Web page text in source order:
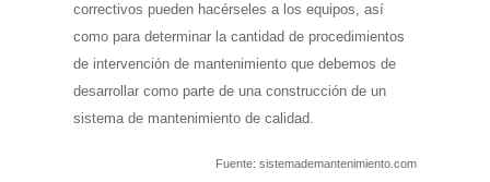
correctivos pueden hacérseles a los equipos, así
como para determinar la cantidad de procedimientos
de intervención de mantenimiento que debemos de
desarrollar como parte de una construcción de un
sistema de mantenimiento de calidad.
Fuente: sistemademantenimiento.com